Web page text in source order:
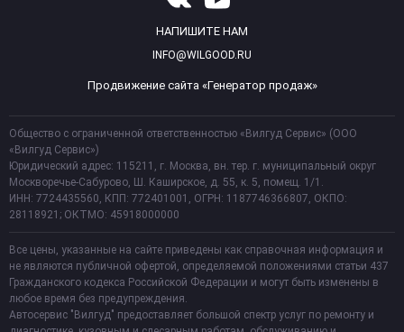
НАПИШИТЕ НАМ
INFO@WILGOOD.RU
Продвижение сайта «Генератор продаж»
Общество с ограниченной ответственностью «Вилгуд Сервис» (ООО
«Вилгуд Сервис»)
Юридический адрес: 115211, г. Москва, вн. тер. г. муниципальный округ
Москворечье-Сабурово, Ш. Каширское, д. 55, к. 5, помещ. 1/1.
ИНН: 7724435560, КПП: 772401001, ОГРН: 1187746366807, ОКПО:
28118921; ОКТМО: 45918000000
Все цены, указанные на сайте приведены как справочная информация и
не являются публичной офертой, определяемой положениями статьи 437
Гражданского кодекса Российской Федерации и могут быть изменены в
любое время без предупреждения.
Автосервис "Вилгуд" предоставляет большой спектр услуг по ремонту и